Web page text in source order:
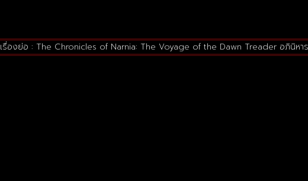
เรื่องย่อ : The Chronicles of Narnia: The Voyage of the Dawn Treader อภินิหา